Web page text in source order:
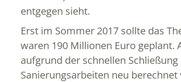
entgegen sieht.
Erst im Sommer 2017 sollte das
waren 190 Millionen Euro
aufgrund der schnellen
Sanierungsarbeiten neu berechnet